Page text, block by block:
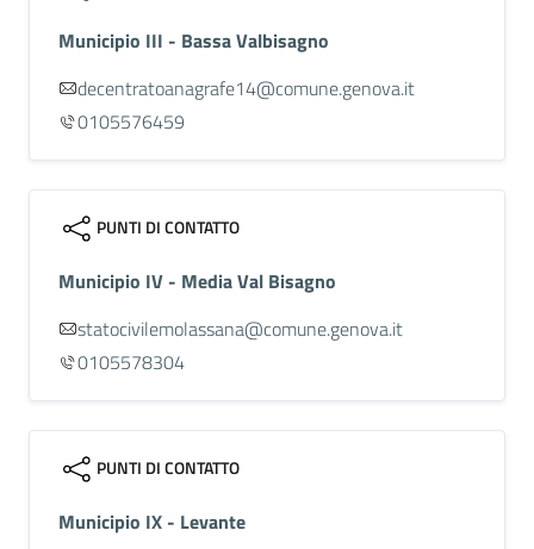
Municipio III - Bassa Valbisagno
decentratoanagrafe14@comune.genova.it
0105576459
PUNTI DI CONTATTO
Municipio IV - Media Val Bisagno
statocivilemolassana@comune.genova.it
0105578304
PUNTI DI CONTATTO
Municipio IX - Levante